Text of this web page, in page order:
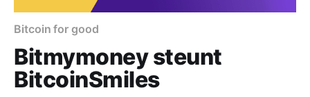
Bitcoin for good
Bitmymoney steunt
BitcoinSmiles